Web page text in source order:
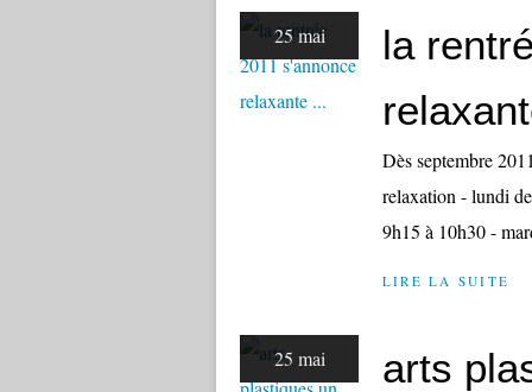
25 mai
la
Dès septembre
relaxation - lundi
9h15 à 10h30 -
LIRE LA SUITE
25 mai
arts